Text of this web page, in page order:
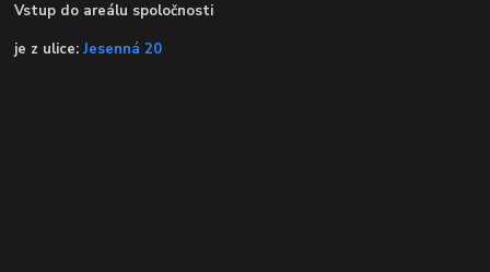
Vstup do areálu spoločnosti
je z ulice: Jesenná 20